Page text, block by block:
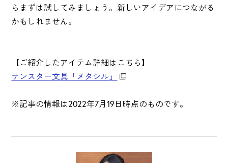
らまずは試してみましょう。新しいアイデアにつながる
かもしれません。
【ご紹介したアイテム詳細はこちら】
サンスター文具「メタシル」
※記事の情報は2022年7月19日時点のものです。